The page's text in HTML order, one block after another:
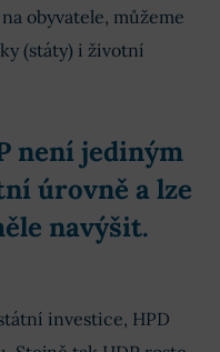
obyvatele, můžeme
(státy) i životní
není jediným
úrovně a lze
navýšit.
investice, HPD